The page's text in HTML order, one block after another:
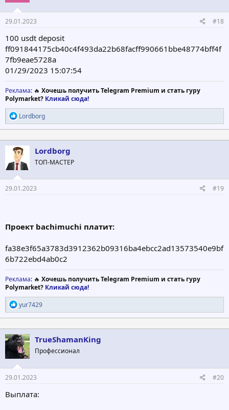
:
29.01.2023 #18
100 usdt deposit
ff091844175cb40c4f493da22b68facff990661bbe48774bff4f
7fb9eae5728a
01/29/2023 15:07:54
Реклама: 🔥 Хочешь получить Telegram Premium и стать гуру
Polymarket? Кликай сюда!
Р
е
а
к
ц
и
и
Lordborg
Lordborg
ТОП-МАСТЕР
29.01.2023 #19
Проект bachimuchi платит:
fa38e3f65a3783d3912362b09316ba4ebcc2ad13573540e9bf
6b722ebd4ab0c2
Реклама: 🔥 Хочешь получить Telegram Premium и стать гуру
Polymarket? Кликай сюда!
Р
е
а
к
ц
и
и
:
yur7429
TrueShamanKing
Профессионал
29.01.2023 #20
Выплата: